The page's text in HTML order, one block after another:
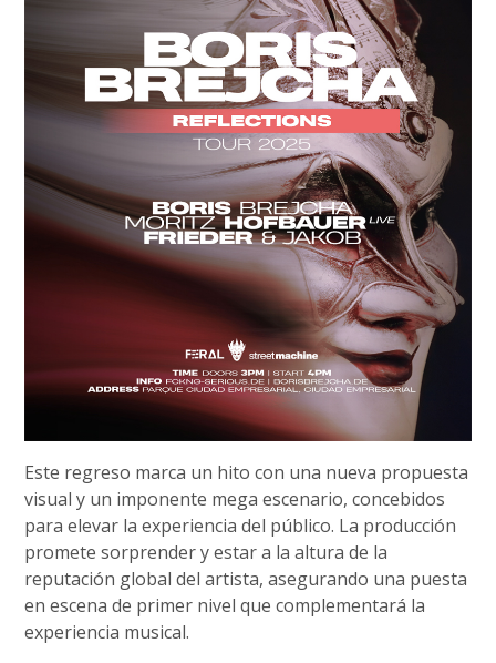
Este regreso marca un hito con una nueva propuesta
visual y un imponente mega escenario, concebidos
para elevar la experiencia del público. La producción
promete sorprender y estar a la altura de la
reputación global del artista, asegurando una puesta
en escena de primer nivel que complementará la
experiencia musical.